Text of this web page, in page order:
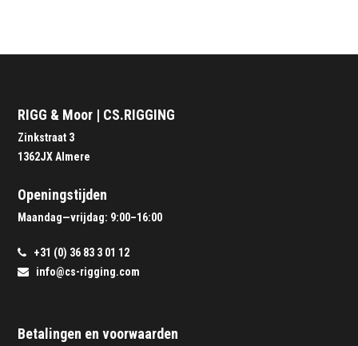
RIGG & Moor | CS.RIGGING
Zinkstraat 3
1362JX Almere
Openingstijden
Maandag—vrijdag: 9:00–16:00
+31 (0) 36 83 3 01 12
info@cs-rigging.com
Betalingen en voorwaarden